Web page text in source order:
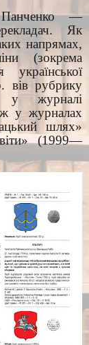
Панченко —
Як
напрямах,
(зокрема
української
вів рубрику
у журналі
у журналах
шлях»
(1999—